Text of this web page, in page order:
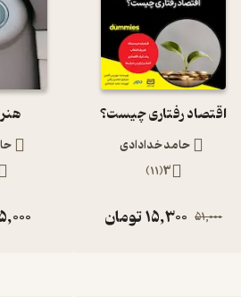
اقتصاد رفتاری چیست؟
حامد خدادادی
3
(
11
)
51,000
15,300تومان